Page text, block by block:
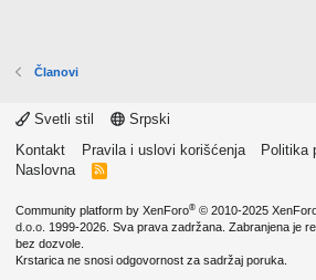
Članovi
Svetli stil
Srpski
Kontakt
Pravila i uslovi korišćenja Politika
Naslovna
R
Community platform by XenForo® © 2010-2025
d.o.o. 1999-2026. Sva prava zadržana. Zabranjena je
bez dozvole.
Krstarica ne snosi odgovornost za sadržaj poruka.